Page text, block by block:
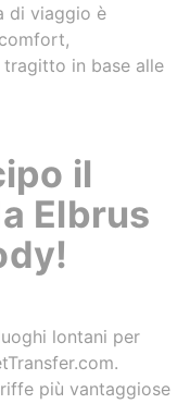
di viaggio è
in base alle
il
Elbrus
lontani per
più vantaggiose